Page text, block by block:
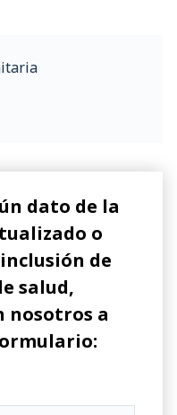
dato de la
o
de
salud,
nosotros a